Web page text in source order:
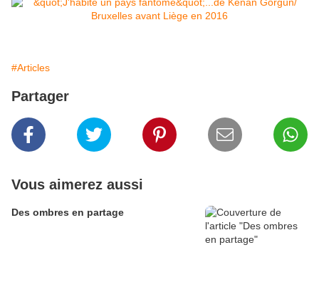
#Articles
Partager
Vous aimerez aussi
Des ombres en partage